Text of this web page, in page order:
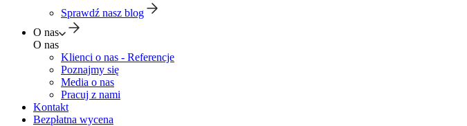
Sprawdź nasz blog
O nas
O nas
Klienci o nas - Referencje
Poznajmy się
Media o nas
Pracuj z nami
Kontakt
Bezpłatna wycena